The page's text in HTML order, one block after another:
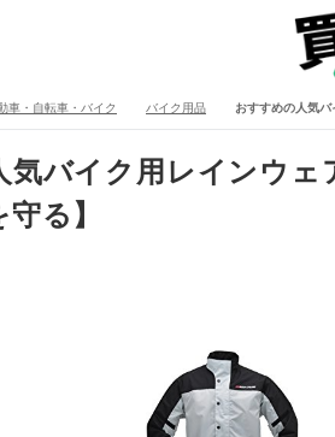
車・自転車・バイク バイク用品 おすすめの人気バ
気バイク用レインウェ
る】